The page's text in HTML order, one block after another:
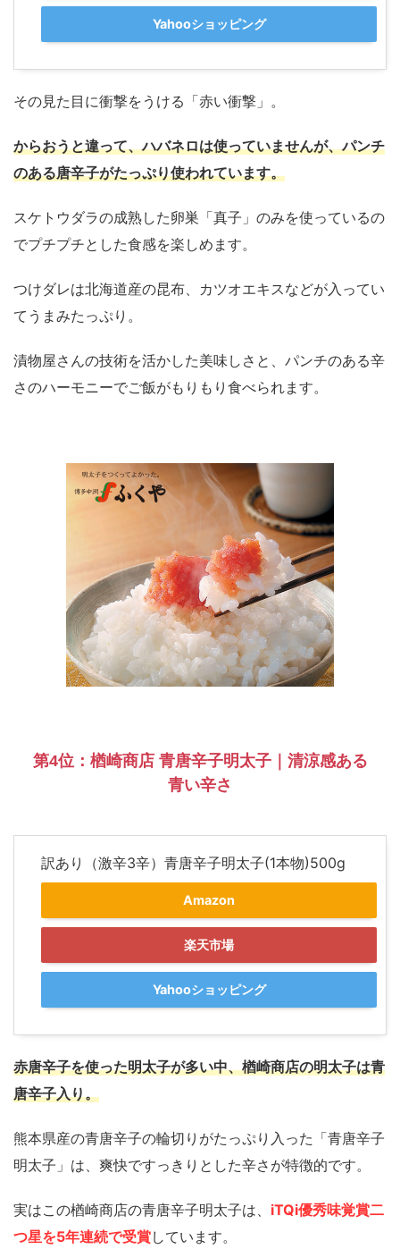
Yahooショッピング
その見た目に衝撃をうける「赤い衝撃」。
からおうと違って、ハバネロは使っていませんが、パンチ
のある唐辛子がたっぷり使われています。
スケトウダラの成熟した卵巣「真子」のみを使っているの
でプチプチとした食感を楽しめます。
つけダレは北海道産の昆布、カツオエキスなどが入ってい
てうまみたっぷり。
漬物屋さんの技術を活かした美味しさと、パンチのある辛
さのハーモニーでご飯がもりもり食べられます。
第4位：楢崎商店 青唐辛子明太子｜清涼感ある
青い辛さ
訳あり（激辛3辛）青唐辛子明太子(1本物)500g
Amazon
楽天市場
Yahooショッピング
赤唐辛子を使った明太子が多い中、楢崎商店の明太子は青
唐辛子入り。
熊本県産の青唐辛子の輪切りがたっぷり入った「青唐辛子
明太子」は、爽快ですっきりとした辛さが特徴的です。
実はこの楢崎商店の青唐辛子明太子は、 iTQi優秀味覚賞二
つ星を5年連続で受賞しています。